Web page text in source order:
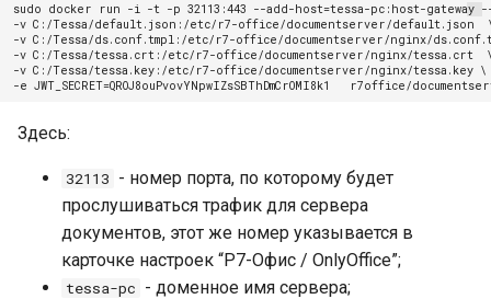
sudo docker run -i -t -p 32113 :443 --add-host=tessa-pc:host-gateway
-v C:/Tessa/default.json:/etc/r7-office/documentserver/default.json
-v C:/Tessa/ds.conf.tmpl:/etc/r7-office/documentserver/nginx/
-v C:/Tessa/tessa.crt:/etc/r7-office/documentserver/nginx/tessa.crt
-v C:/Tessa/tessa.key:/etc/r7-office/documentserver/nginx/tessa.key \
-e JWT_SECRET=QROJ8ouPvovYNpwIZsSBThDmCrOMI8k1
Здесь:
32113 - номер порта, по которому будет
прослушиваться трафик для сервера
документов, этот же номер указывается в
карточке настроек “Р7-Офис / OnlyOffice”;
tessa-pc - доменное имя сервера;